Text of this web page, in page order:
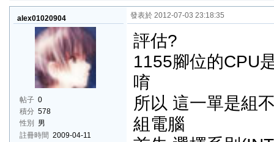
alex01020904
帖子 0
積分 578
性別
男
註冊時間 2009-04-11
發表於 2012-07-03 23:18:35
評估?
1155腳位的CPU
唷
所以 這一單是組
組電腦